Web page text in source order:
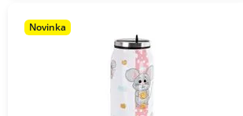
Novinka